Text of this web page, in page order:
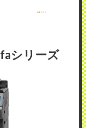
シリーズ